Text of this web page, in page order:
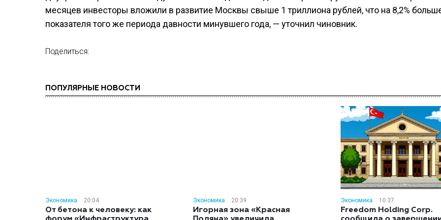
месяцев инвесторы вложили в развитие Москвы свыше 1 триллиона рублей, что на 8,2%
показателя того же периода давности минувшего года, — уточнил чиновник.
Поделиться:
ПОПУЛЯРНЫЕ НОВОСТИ
Экономика 20:04
От бетона к человеку: как
Экономика 20:39
Игорная зона «Красная
Экономика 10:37
Freedom Holding Corp.